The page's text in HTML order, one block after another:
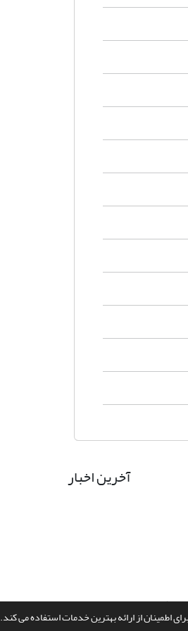
اطمینان از ارائه بهترین خدمات استفاده می کند.
آخرین اخبار
طراحی و پیاده سازی ازسیناوب